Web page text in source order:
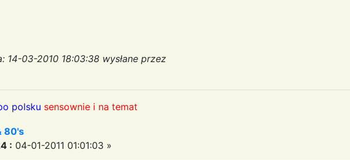
14-03-2010 18:03:38 wysłane przez
polsku sensownie i na temat
80's
: 04-01-2011 01:01:03 »